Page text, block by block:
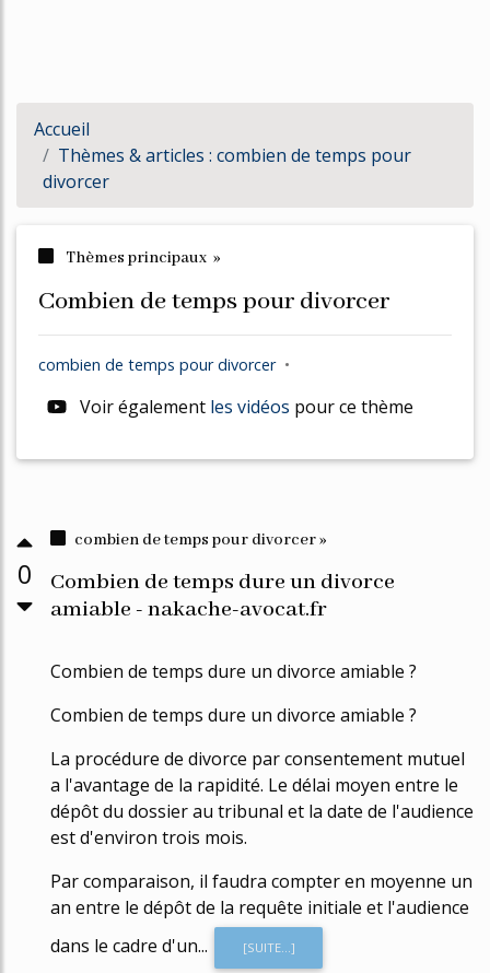
Accueil
Thèmes & articles : combien de temps pour
divorcer
Thèmes principaux »
combien de temps pour divorcer
combien de temps pourdivorcer •
Voir également les vidéos pour ce thème
0
combien de temps pour divorcer »
Combien de temps dure un divorce
amiable - nakache-avocat.fr
Combien de temps dure un divorce amiable ?
Combien de temps dure un divorce amiable ?
La procédure de divorce par consentement mutuel
a l'avantage de la rapidité. Le délai moyen entre le
dépôt du dossier au tribunal et la date de l'audience
est d'environ trois mois.
Par comparaison, il faudra compter en moyenne un
an entre le dépôt de la requête initiale et l'audience
dans le cadre d'un...
[SUITE...]